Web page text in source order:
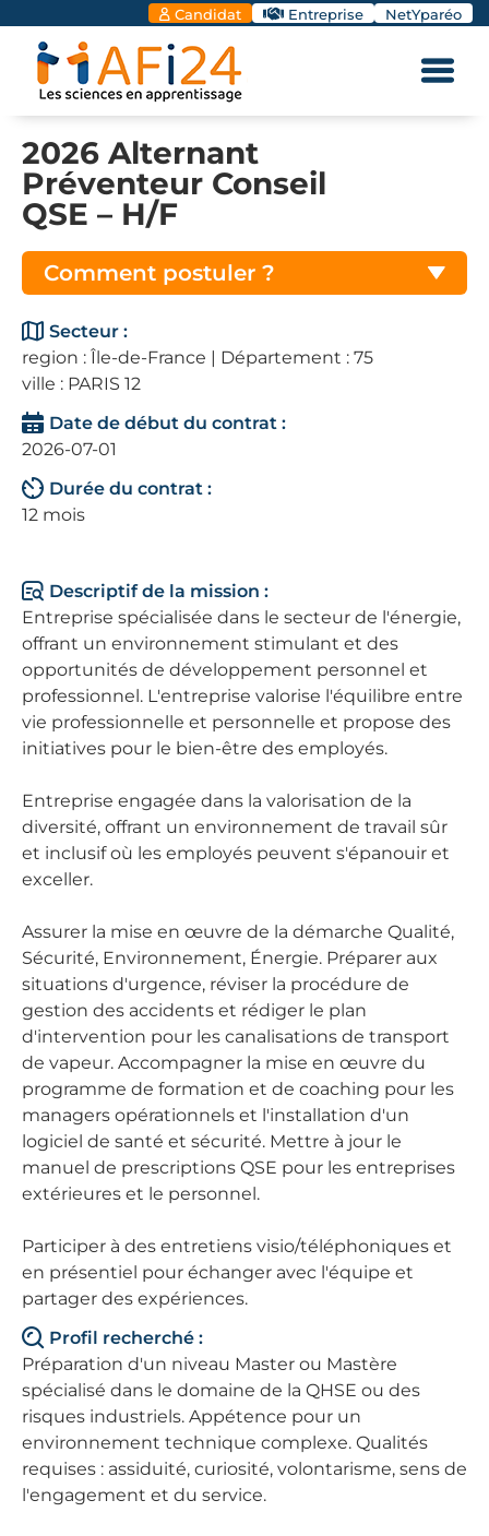
Candidat Entreprise NetYparéo
2026 Alternant
Préventeur Conseil
QSE – H/F
Comment postuler ?
Secteur :
region : Île-de-France | Département : 75
ville : PARIS 12
Date de début du contrat :
2026-07-01
Durée du contrat :
12 mois
Descriptif de la mission :
Entreprise spécialisée dans le secteur de l'énergie,
offrant un environnement stimulant et des
opportunités de développement personnel et
professionnel. L'entreprise valorise l'équilibre entre
vie professionnelle et personnelle et propose des
initiatives pour le bien-être des employés.
Entreprise engagée dans la valorisation de la
diversité, offrant un environnement de travail sûr
et inclusif où les employés peuvent s'épanouir et
exceller.
Assurer la mise en œuvre de la démarche Qualité,
Sécurité, Environnement, Énergie. Préparer aux
situations d'urgence, réviser la procédure de
gestion des accidents et rédiger le plan
d'intervention pour les canalisations de transport
de vapeur. Accompagner la mise en œuvre du
programme de formation et de coaching pour les
managers opérationnels et l'installation d'un
logiciel de santé et sécurité. Mettre à jour le
manuel de prescriptions QSE pour les entreprises
extérieures et le personnel.
Participer à des entretiens visio/téléphoniques et
en présentiel pour échanger avec l'équipe et
partager des expériences.
Profil recherché :
Préparation d'un niveau Master ou Mastère
spécialisé dans le domaine de la QHSE ou des
risques industriels. Appétence pour un
environnement technique complexe. Qualités
requises : assiduité, curiosité, volontarisme, sens de
l'engagement et du service.